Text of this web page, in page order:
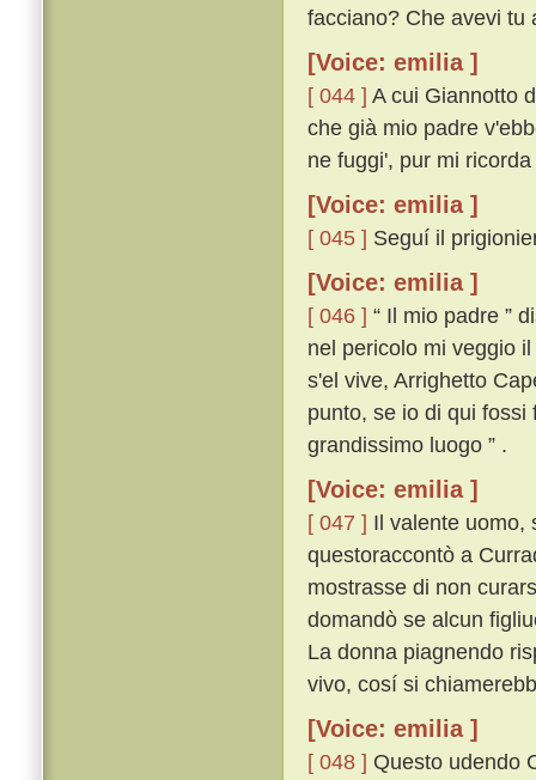
facciano? Che avevi tu
[Voice: emilia ]
[ 044 ] A cui Giannotto
che già mio padre
ne fuggi', pur mi
[Voice: emilia ]
[ 045 ] Seguí il
[Voice: emilia ]
[ 046 ] “ Il mio padre ”
nel pericolo mi veggio
s'el vive, Arrighetto
punto, se io di qui
grandissimo luogo ” .
[Voice: emilia ]
[ 047 ] Il valente uomo,
questoraccontò a
mostrasse di non
domandò se alcun
La donna piagnendo
vivo, cosí si
[Voice: emilia ]
[ 048 ] Questo udendo